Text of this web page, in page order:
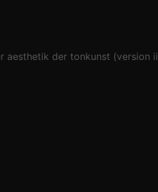
aesthetik der tonkunst (version ii)